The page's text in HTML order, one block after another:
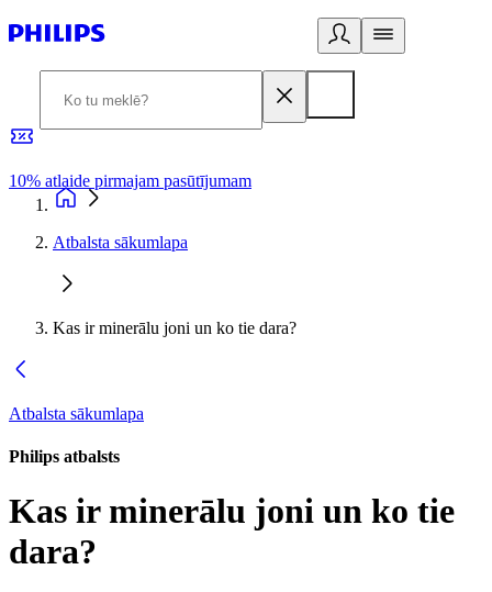
10% atlaide pirmajam pasūtījumam
Atbalsta sākumlapa
Kas ir minerālu joni un ko tie dara?
Atbalsta sākumlapa
Philips atbalsts
Kas ir minerālu joni un ko tie
dara?